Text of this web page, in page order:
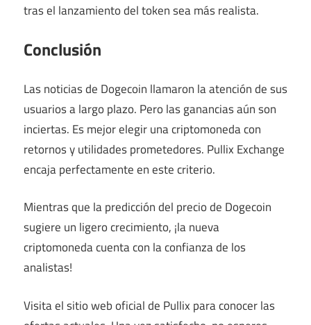
tras el lanzamiento del token sea más realista.
Conclusión
Las noticias de Dogecoin llamaron la atención de sus
usuarios a largo plazo. Pero las ganancias aún son
inciertas. Es mejor elegir una criptomoneda con
retornos y utilidades prometedores. Pullix Exchange
encaja perfectamente en este criterio.
Mientras que la predicción del precio de Dogecoin
sugiere un ligero crecimiento, ¡la nueva
criptomoneda cuenta con la confianza de los
analistas!
Visita el sitio web oficial de Pullix para conocer las